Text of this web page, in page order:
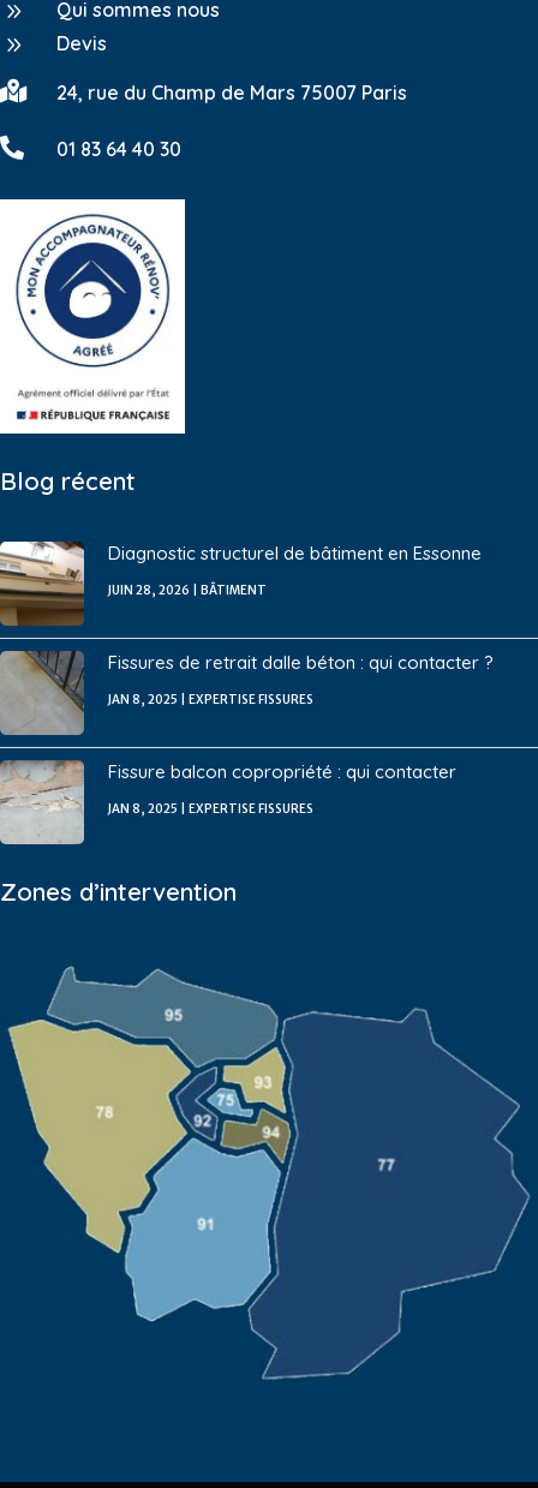
9 Qui sommes nous
9 Devis
 24, rue du Champ de Mars 75007 Paris
 01 83 64 40 30
Blog récent
Diagnostic structurel de bâtiment en Essonne
JUIN 28, 2026 BÂTIMENT
Fissures de retrait dalle béton : qui contacter ?
JAN 8, 2025 EXPERTISE FISSURES
Fissure balcon copropriété : qui contacter
JAN 8, 2025 EXPERTISE FISSURES
Zones d’intervention